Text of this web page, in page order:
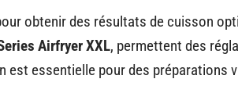
obtenir des résultats de cuisson
Airfryer XXL, permettent des
est essentielle pour des préparations